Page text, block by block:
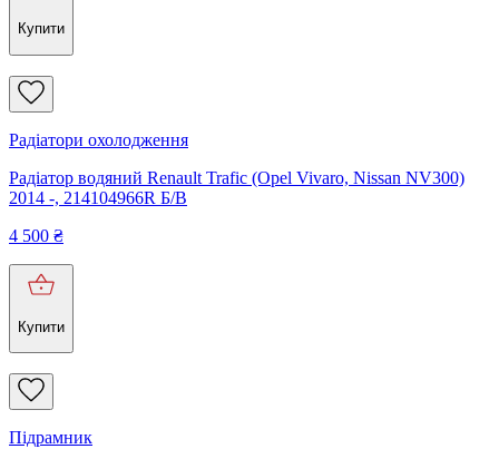
Купити
Радіатори охолодження
Радіатор водяний Renault Trafic (Opel Vivaro, Nissan NV300)
2014 -, 214104966R Б/В
4 500 ₴
Купити
Підрамник